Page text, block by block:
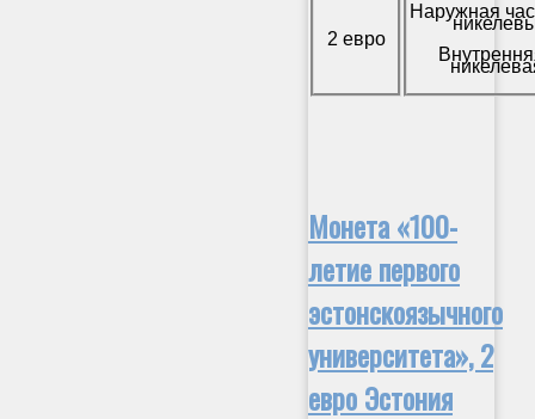
2 евро
Наружная
Монета «100-
летие первого
эстонскоязычного
университета», 2
евро Эстония